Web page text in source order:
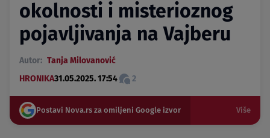
okolnosti i misterioznog
pojavljivanja na Vajberu
Autor: Tanja Milovanović
HRONIKA31.05.2025. 17:54 2
Postavi Nova.rs za omiljeni Google izvor Više